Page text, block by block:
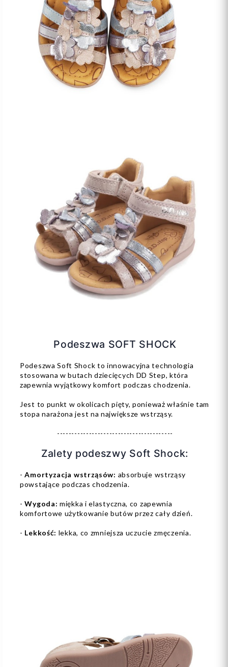
Podeszwa SOFT SHOCK
Podeszwa Soft Shock to innowacyjna technologia
stosowana w butach dziecięcych DD Step, która
zapewnia wyjątkowy komfort podczas chodzenia.
Jest to punkt w okolicach pięty, ponieważ właśnie tam
stopa narażona jest na największe wstrząsy.
----------------------------------------
Zalety podeszwy Soft Shock:
-Amortyzacja wstrząsów: absorbuje wstrząsy
powstające podczas chodzenia.
-Wygoda: miękka i elastyczna, co zapewnia
komfortowe użytkowanie butów przez cały dzień.
- Lekkość: lekka, co zmniejsza uczucie zmęczenia.